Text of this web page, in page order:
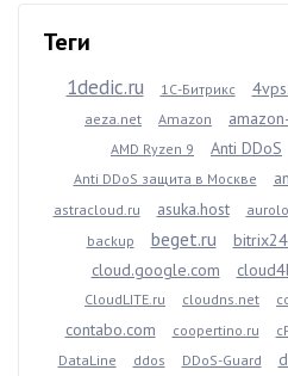
Теги
1dedic.ru 1С-Битрикс
aeza.net
Amazon
AMD Ryzen 9
Anti DDoS
Anti DDoS защита в Москве
astracloud.ru
asuka.host
backup beget.ru
cloud.google.com
CloudLITE.ru cloudns.net
contabo.com coopertino.ru
DataLine ddos DDoS-Guard